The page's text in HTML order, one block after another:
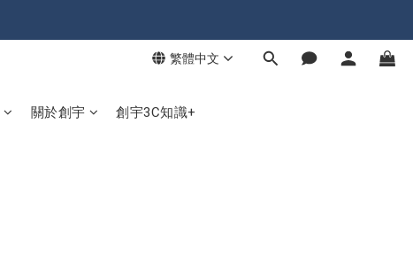
繁體中文
關於創宇 創宇3C知識+